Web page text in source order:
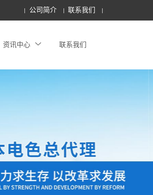
公司简介 联系我们
资讯中心 联系我们